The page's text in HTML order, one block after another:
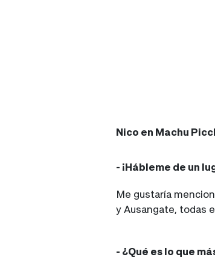
Nico en Machu
- ¡Hábleme de un
Me gustaría
y Ausangate, todas
- ¿Qué es lo que